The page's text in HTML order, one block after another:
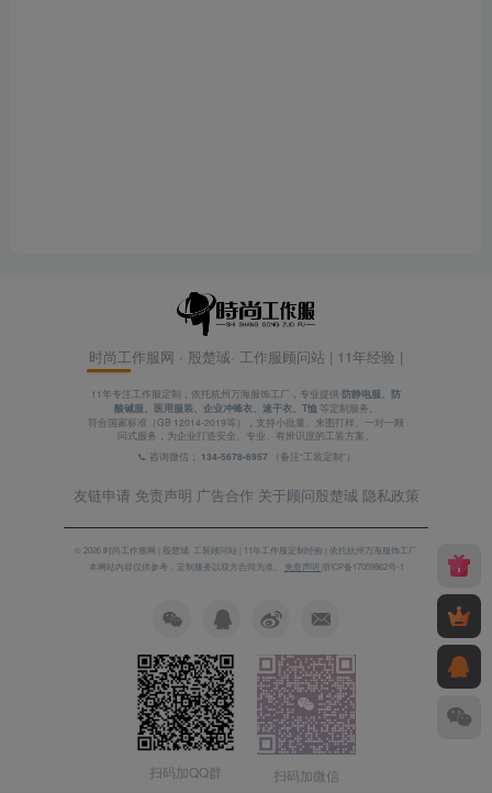
时尚工作服网 · 殷楚珹· 工作服顾问站 | 11年经验 |
11年专注工作服定制，依托杭州万海服饰工厂，专业提供 防静电服、防
酸碱服、医用服装、企业冲锋衣、速干衣、T恤 等定制服务。
符合国家标准（GB 12014-2019等），支持小批量、来图打样。一对一顾
问式服务，为企业打造安全、专业、有辨识度的工装方案。
📞 咨询微信： 134-5678-6957 （备注“工装定制”）
友链申请 免责声明 广告合作 关于顾问殷楚珹 隐私政策
© 2026 时尚工作服网 | 殷楚珹· 工装顾问站 | 11年工作服定制经验 | 依托杭州万海服饰工厂
本网站内容仅供参考，定制服务以双方合同为准。
免责声明 浙ICP备17059862号-1
扫码加QQ群 扫码加微信